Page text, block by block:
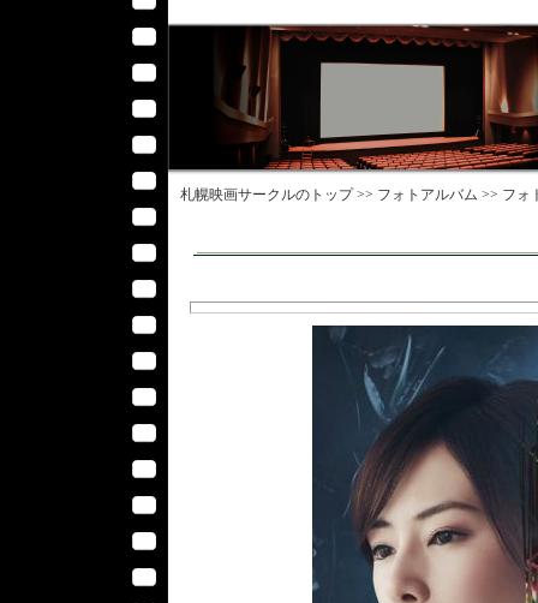
札幌映画サークルのトップ >> フォトアルバム >> フォ